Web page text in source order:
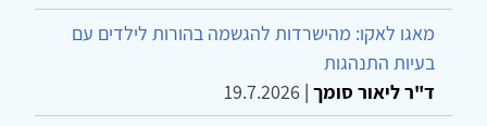
מאגו לאקו: מהישרדות להגשמה בהורות לילדים עם
בעיות התנהגות
ד"ר ליאור סומך |
19.7.2026